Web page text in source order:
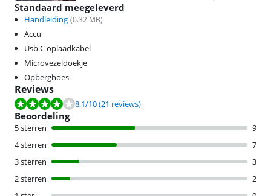
Standaard meegeleverd
Handleiding (0.32 MB)
Accu
Usb C oplaadkabel
Microvezeldoekje
Opberghoes
Reviews
Beoordeling is 8,1 van de 10, gebaseerd op 21 reviews.
8,1/10(21 reviews)
Beoordeling
5 sterren
9
4 sterren
7
3 sterren
3
2 sterren
2